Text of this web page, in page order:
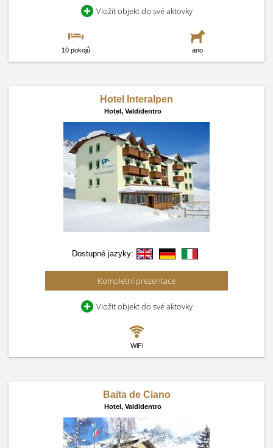
Vložit objekt do své aktovky
10 pokojů ano
Hotel Interalpen
Hotel, Valdidentro
Dostupné jazyky:
Kompletní prezentace
Vložit objekt do své aktovky
WiFi
Baita de Ciano
Hotel, Valdidentro